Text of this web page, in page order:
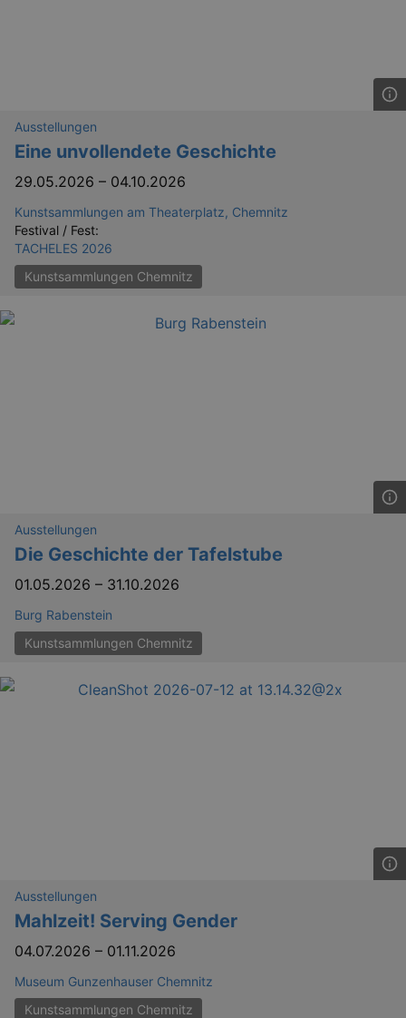
Ausstellungen
Eine unvollendete Geschichte
29.05.2026 – 04.10.2026
Kunstsammlungen am Theaterplatz, Chemnitz
Festival / Fest:
TACHELES 2026
Kunstsammlungen Chemnitz
Ausstellungen
Die Geschichte der Tafelstube
01.05.2026 – 31.10.2026
Burg Rabenstein
Kunstsammlungen Chemnitz
Ausstellungen
Mahlzeit! Serving Gender
04.07.2026 – 01.11.2026
Museum Gunzenhauser Chemnitz
Kunstsammlungen Chemnitz